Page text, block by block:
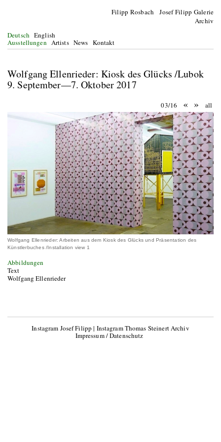
Filipp Rosbach Josef Filipp Galerie
Archiv
Deutsch English
Ausstellungen Artists News Kontakt
Wolfgang Ellenrieder: Kiosk des Glücks /Lubok
9. September—7. Oktober 2017
03/16 « » all
Wolfgang Ellenrieder: Arbeiten aus dem Kiosk des Glücks und Präsentation des
Künstlerbuches /Installation view 1
Abbildungen
Text
Wolfgang Ellenrieder
Instagram Josef Filipp | Instagram Thomas Steinert Archiv
Impressum / Datenschutz